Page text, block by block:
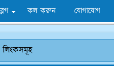
ব্লগ কল করুন যোগাযোগ
লিংকসমূহ